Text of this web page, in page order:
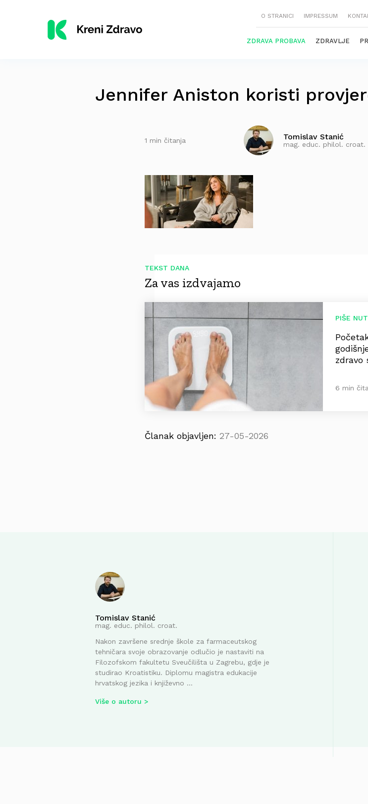
O STRANICI IMPRESSUM
ZDRAVA PROBAVA ZDRAVLJE
Jennifer Aniston koristi
1 min čitanja Tomislav Stanić
mag. educ. philol. croat.
TEKST DANA
Za vas izdvajamo
PIŠE
zdravo
6 min
Članak objavljen: 27-05-2026
Tomislav Stanić
mag. educ. philol. croat.
Nakon završene srednje škole za farmaceutskog
tehničara svoje obrazovanje odlučio je nastaviti na
Filozofskom fakultetu Sveučilišta u Zagrebu, gdje je
studirao Kroatistiku. Diplomu magistra edukacije
hrvatskog jezika i književno ...
Više o autoru